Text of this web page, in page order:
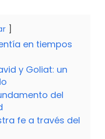
en tiempos
y Goliat: un
del
fe a través del